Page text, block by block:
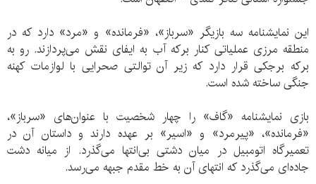
این نمایشنامه سه بازیگر «سرباز»، «فرمانده» و «مرد» دارد که در
منطقه مرزی عملیاتی کنار برکه‌ آب به ایفای نقش می‌پردازند. رو به
برکه برجکی قرار دارد که زیر آن توالتی صحرایی با لوازمات کهنه
جنگی ساخته شده است.
بازی نمایشنامه «گاف» را چهار شخصیت با عنوان‌های «سرباز»،
«فرمانده»، «پیرمرد» و «اسیر» بر عهده دارند و داستان آن در
تعمیرگاه اتومبیل در میان دشتی بی‌انتها می‌گذرد. از میانه دشت
جاده‌ای می‌گذرد که انتهای آن به خط مقدم جبهه می‌رسد.